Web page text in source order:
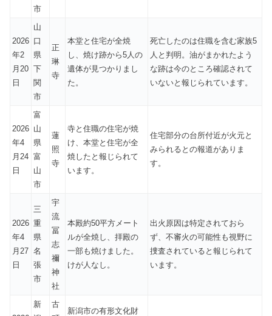
市
2026
年2
月20
日
山
口
県
下
関
市
正
琳
寺
本堂と住宅が全焼
し、焼け跡から5人の
遺体が見つかりまし
た。
死亡したのは住職を含む家族5
人と判明。油がまかれたよう
な跡は今のところ確認されて
いないと報じられています。
2026
年4
月24
日
富
山
県
富
山
市
蓮
照
寺
寺と住職の住宅が焼
け、本堂と住宅が全
焼したと報じられて
います。
住宅部分の台所付近が火元と
みられるとの報道がありま
す。
2026
年4
月27
日
三
重
県
名
張
市
宇
流
冨
志
禰
神
社
本殿約50平方メート
ルが全焼し、拝殿の
一部も焼けました。
けが人なし。
出火原因は特定されておら
ず、不審火の可能性も視野に
捜査されていると報じられて
います。
新
古
新潟市の有形文化財